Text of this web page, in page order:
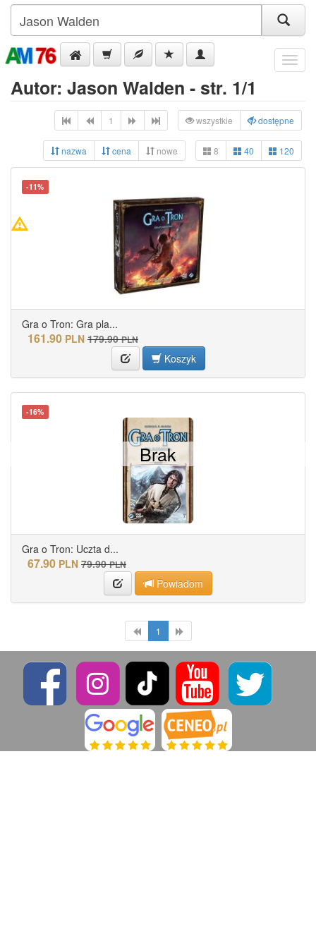
Menu
Autor: Jason Walden - str. 1/1
1 wszystkie dostępne
nazwa cena nowe 8 40 120
-11%
Gra o Tron: Gra pla...
161.90 PLN 179.90 PLN
Koszyk
-16%
Gra o Tron: Uczta d...
67.90 PLN 79.90 PLN
Powiadom
Brak
1